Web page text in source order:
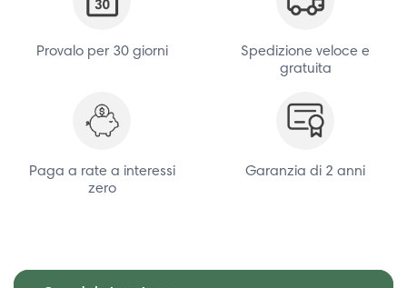
Provalo per 30 giorni
Spedizione veloce e
gratuita
Paga a rate a interessi
zero
Garanzia di 2 anni